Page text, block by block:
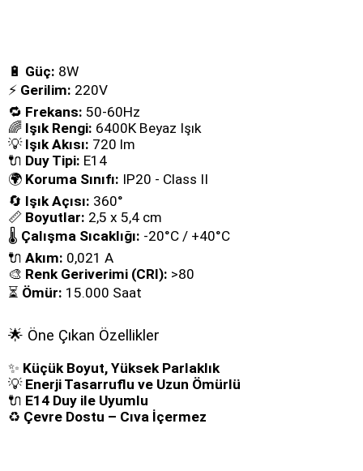
🔋 Güç: 8W
⚡ Gerilim: 220V
🔁 Frekans: 50-60Hz
🌈 Işık Rengi: 6400K Beyaz Işık
💡 Işık Akısı: 720 lm
🔌 Duy Tipi: E14
🌍 Koruma Sınıfı: IP20 - Class II
🔄 Işık Açısı: 360°
📏 Boyutlar: 2,5 x 5,4 cm
🌡️ Çalışma Sıcaklığı: -20°C / +40°C
🔌 Akım: 0,021 A
🎨 Renk Geriverimi (CRI): >80
⏳ Ömür: 15.000 Saat
🌟 Öne Çıkan Özellikler
✨ Küçük Boyut, Yüksek Parlaklık
💡 Enerji Tasarruflu ve Uzun Ömürlü
🔌 E14 Duy ile Uyumlu
♻️ Çevre Dostu – Cıva İçermez